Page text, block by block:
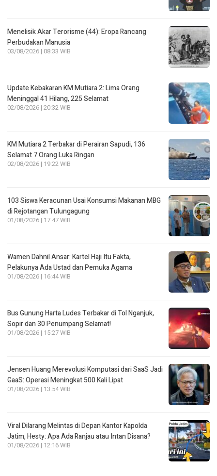
Menelisik Akar Terorisme (44): Eropa Rancang
Perbudakan Manusia
03/08/2026 | 08:33 WIB
Update Kebakaran KM Mutiara 2: Lima Orang
Meninggal 41 Hilang, 225 Selamat
02/08/2026 | 20:32 WIB
KM Mutiara 2 Terbakar di Perairan Sapudi, 136
Selamat 7 Orang Luka Ringan
02/08/2026 | 19:22 WIB
103 Siswa Keracunan Usai Konsumsi Makanan MBG
di Rejotangan Tulungagung
01/08/2026 | 17:47 WIB
Wamen Dahnil Ansar: Kartel Haji Itu Fakta,
Pelakunya Ada Ustad dan Pemuka Agama
01/08/2026 | 16:44 WIB
Bus Gunung Harta Ludes Terbakar di Tol Nganjuk,
Sopir dan 30 Penumpang Selamat!
01/08/2026 | 15:27 WIB
Jensen Huang Merevolusi Komputasi dari SaaS Jadi
GaaS: Operasi Meningkat 500 Kali Lipat
01/08/2026 | 13:54 WIB
Viral Dilarang Melintas di Depan Kantor Kapolda
Jatim, Hesty: Apa Ada Ranjau atau Intan Disana?
01/08/2026 | 12:16 WIB